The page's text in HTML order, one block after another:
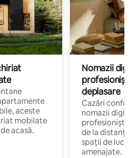
aceste
mobilate
acasă.
Nomazii
profesioniștii
deplasare
Cazări
nomazii
profesioniștii
de la distanță,
spații de lucru
amenajate.